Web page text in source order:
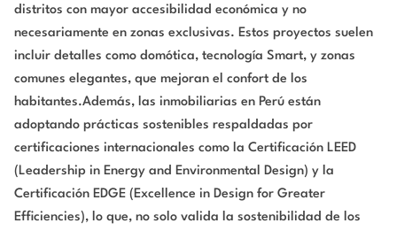
distritos con mayor accesibilidad económica y no
necesariamente en zonas exclusivas. Estos proyectos suelen
incluir detalles como domótica, tecnología Smart, y zonas
comunes elegantes, que mejoran el confort de los
habitantes.Además, las inmobiliarias en Perú están
adoptando prácticas sostenibles respaldadas por
certificaciones internacionales como la Certificación LEED
(Leadership in Energy and Environmental Design) y la
Certificación EDGE (Excellence in Design for Greater
Efficiencies), lo que, no solo valida la sostenibilidad de los